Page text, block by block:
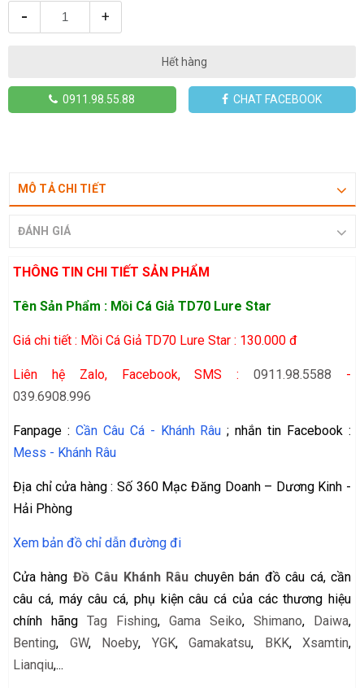
- +
Hết hàng
0911.98.55.88 CHAT FACEBOOK
MÔ TẢ CHI TIẾT
ĐÁNH GIÁ
THÔNG TIN CHI TIẾT SẢN PHẨM
Tên Sản Phẩm : Mồi Cá Giả TD70 Lure Star
Giá chi tiết : Mồi Cá Giả TD70 Lure Star : 130.000 đ
Liên hệ Zalo, Facebook, SMS :0911.98.5588 -
039.6908.996
Fanpage : Cần Câu Cá - Khánh Râu ; nhắn tin Facebook :
Mess - Khánh Râu
Địa chỉ cửa hàng : Số 360 Mạc Đăng Doanh – Dương Kinh -
Hải Phòng
Xem bản đồ chỉ dẫn đường đi
Cửa hàng Đồ Câu Khánh Râu chuyên bán đồ câu cá, cần
câu cá, máy câu cá, phụ kiện câu cá của các thương hiệu
chính hãng Tag Fishing, Gama Seiko, Shimano, Daiwa,
Benting, GW, Noeby, YGK, Gamakatsu, BKK, Xsamtin,
Lianqiu,...